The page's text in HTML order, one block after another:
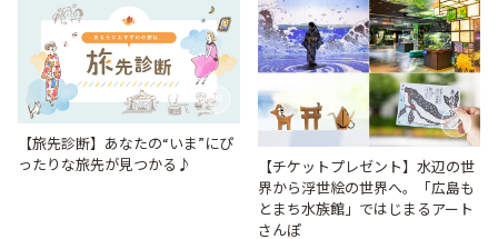
【旅先診断】あなたの“いま”にぴ
ったりな旅先が見つかる♪
【チケットプレゼント】水辺の世
界から浮世絵の世界へ。「広島も
とまち水族館」ではじまるアート
さんぽ